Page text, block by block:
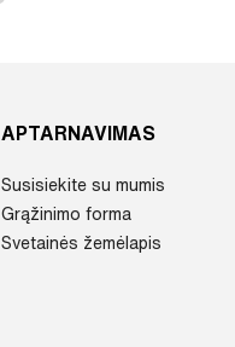
APTARNAVIMAS
Susisiekite su mumis
Grąžinimo forma
Svetainės žemėlapis